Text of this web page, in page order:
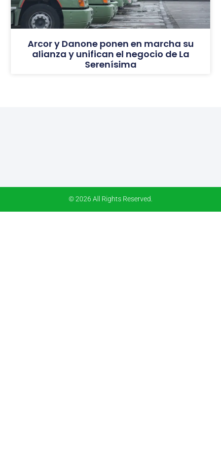
Arcor y Danone ponen en marcha su
alianza y unifican el negocio de La
Serenísima
© 2026 All Rights Reserved.